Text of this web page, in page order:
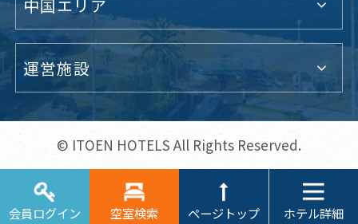
会員ログイン 空室検索 ページトップ ホテル詳細
中国エリア
運営施設
© ITOEN HOTELS All Rights Reserved.